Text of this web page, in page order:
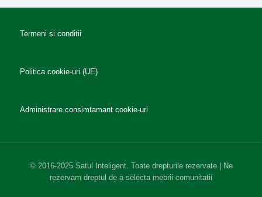
Termeni si conditii
Politica cookie-uri (UE)
Administrare consimtamant cookie-uri
© 2016-2025 Satul Inteligent. Toate drepturile rezervate | Ne
rezervam dreptul de a selecta mebrii comunitatii